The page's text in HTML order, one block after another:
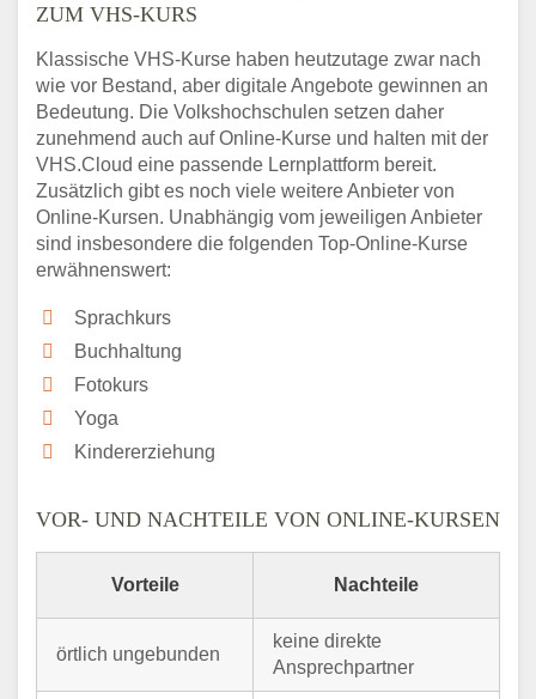
ZUM VHS-KURS
Klassische VHS-Kurse haben heutzutage zwar nach
wie vor Bestand, aber digitale Angebote gewinnen an
Bedeutung. Die Volkshochschulen setzen daher
zunehmend auch auf Online-Kurse und halten mit der
VHS.Cloud eine passende Lernplattform bereit.
Zusätzlich gibt es noch viele weitere Anbieter von
Online-Kursen. Unabhängig vom jeweiligen Anbieter
sind insbesondere die folgenden Top-Online-Kurse
erwähnenswert:
Sprachkurs
Buchhaltung
Fotokurs
Yoga
Kindererziehung
VOR- UND NACHTEILE VON ONLINE-KURSEN
Vorteile Nachteile
örtlich ungebunden
keine direkte
Ansprechpartner